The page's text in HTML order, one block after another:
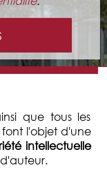
que tous les
l'objet d'une
intellectuelle